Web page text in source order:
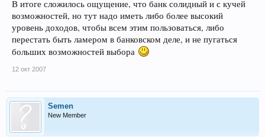
В итоге сложилось ощущение, что банк солидный и с кучей
возможностей, но тут надо иметь либо более высокий
уровень доходов, чтобы всем этим пользоваться, либо
перестать быть ламером в банковском деле, и не пугаться
больших возможностей выбора
12 окт 2007
Semen
New Member